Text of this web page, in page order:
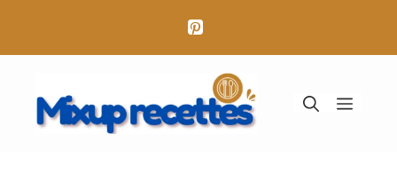
contenu
Menu